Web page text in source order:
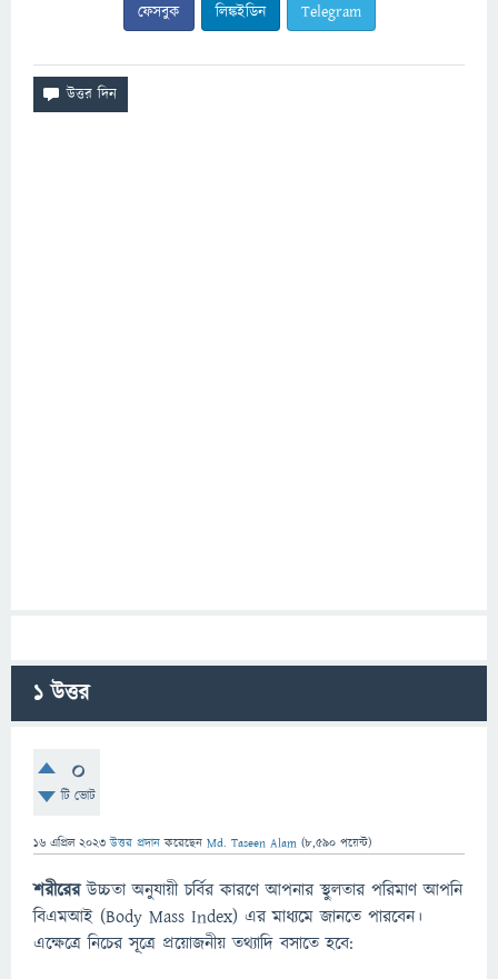
ফেসবুক লিঙ্কইডিন Telegram
1উত্তর
0
টি ভোট
16 এপ্রিল 2023 উত্তর প্রদান করেছেন Md. Taseen Alam (8,590 পয়েন্ট)
শরীরেরউচ্চতা অনুযায়ী চর্বির কারণে আপনার স্থুলতার পরিমাণ আপনি
বিএমআই (Body Mass Index) এর মাধ্যমে জানতে পারবেন।
এক্ষেত্রে নিচের সূত্রে প্রয়োজনীয় তথ্যাদি বসাতে হবে: